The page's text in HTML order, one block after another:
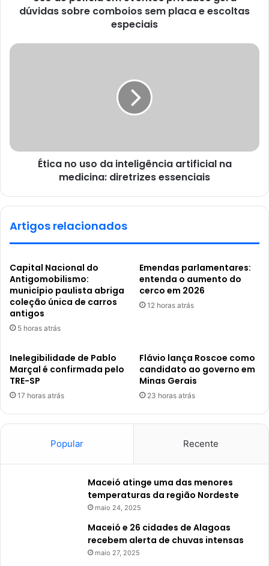
dúvidas sobre comboios sem placa e escoltas
especiais
Ética no uso da inteligência artificial na
medicina: diretrizes essenciais
Artigos relacionados
Capital Nacional do
Antigomobilismo:
município paulista abriga
coleção única de carros
antigos
5 horas atrás
Emendas parlamentares:
entenda o aumento do
cerco em 2026
12 horas atrás
Inelegibilidade de Pablo
Marçal é confirmada pelo
TRE-SP
17 horas atrás
Flávio lança Roscoe como
candidato ao governo em
Minas Gerais
23 horas atrás
Popular Recente
Maceió atinge uma das menores
temperaturas da região Nordeste
maio 24, 2025
Maceió e 26 cidades de Alagoas
recebem alerta de chuvas intensas
maio 27, 2025